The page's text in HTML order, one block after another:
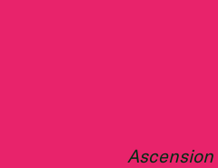
Ascension